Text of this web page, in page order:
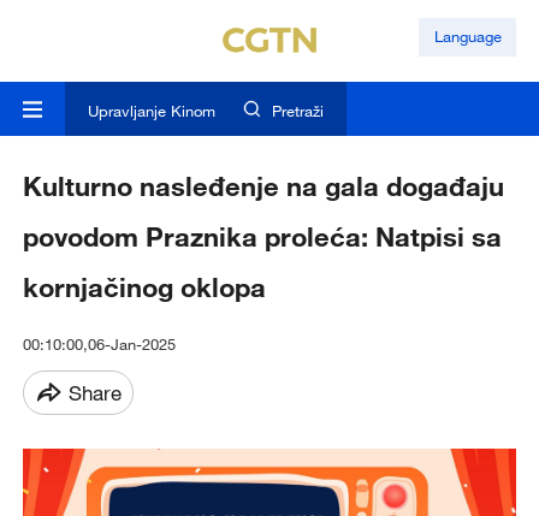
Language
Upravljanje Kinom Pretraži
Kulturno nasleđenje na gala događaju
povodom Praznika proleća: Natpisi sa
kornjačinog oklopa
00:10:00,06-Jan-2025
Share